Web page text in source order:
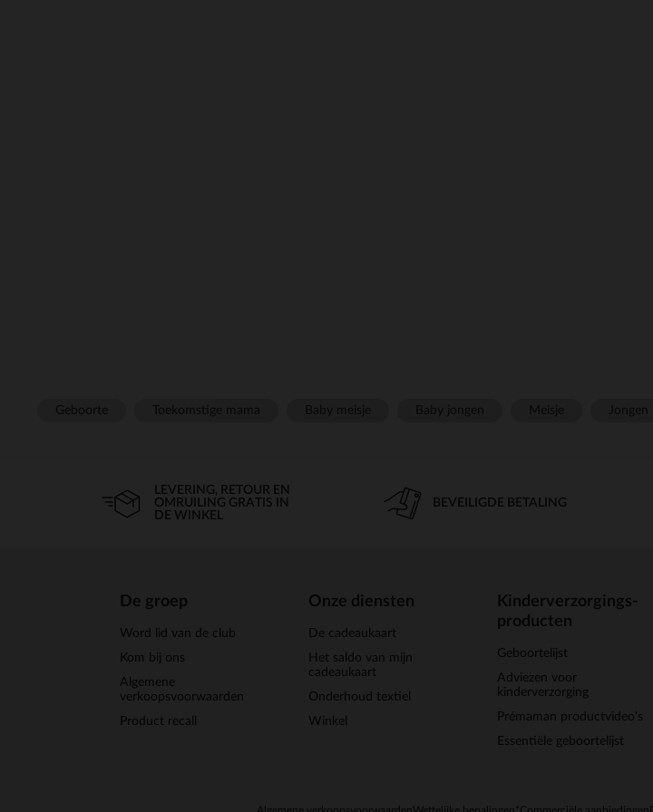
LEVERING, RETOUR EN
OMRUILING GRATIS IN
DE WINKEL
BEVEILIGDE BETALING
De groep
Word lid van de club
Kom bij ons
Algemene
verkoopsvoorwaarden
Product recall
Onze diensten
De cadeaukaart
Het saldo van mijn
cadeaukaart
Onderhoud textiel
Winkel
Kinderverzorgings-
producten
Geboortelijst
Adviezen voor
kinderverzorging
Prémaman productvideo's
Essentiële geboortelijst